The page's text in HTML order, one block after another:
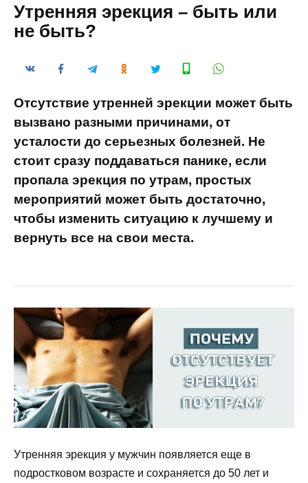
Утренняя эрекция – быть или
не быть?
Отсутствие утренней эрекции может быть
вызвано разными причинами, от
усталости до серьезных болезней. Не
стоит сразу поддаваться панике, если
пропала эрекция по утрам, простых
мероприятий может быть достаточно,
чтобы изменить ситуацию к лучшему и
вернуть все на свои места.
Утренняя эрекция у мужчин появляется еще в
подростковом возрасте и сохраняется до 50 лет и